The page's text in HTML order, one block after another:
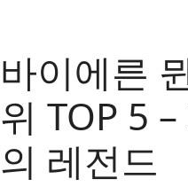
바이에른
위 TOP 5
의 레전드